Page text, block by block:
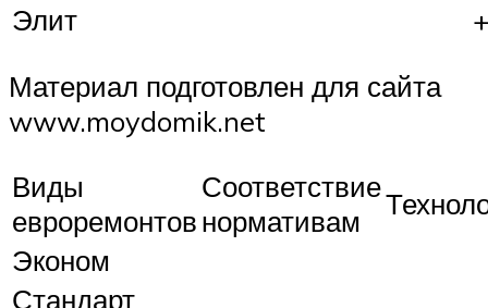
Элит
+
Материал подготовлен для сайта
www.moydomik.net
Виды
евроремонтов
Соответствие
нормативам
Эконом
Стандарт